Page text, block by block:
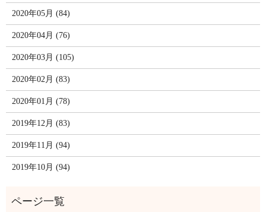
2020年05月 (84)
2020年04月 (76)
2020年03月 (105)
2020年02月 (83)
2020年01月 (78)
2019年12月 (83)
2019年11月 (94)
2019年10月 (94)